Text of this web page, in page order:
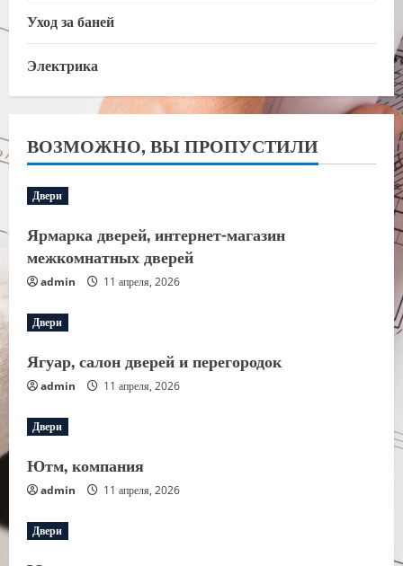
Уход за баней
Электрика
ВОЗМОЖНО, ВЫ ПРОПУСТИЛИ
Двери
Ярмарка дверей, интернет-магазин
межкомнатных дверей
admin 11 апреля, 2026
Двери
Ягуар, салон дверей и перегородок
admin 11 апреля, 2026
Двери
Ютм, компания
admin 11 апреля, 2026
Двери